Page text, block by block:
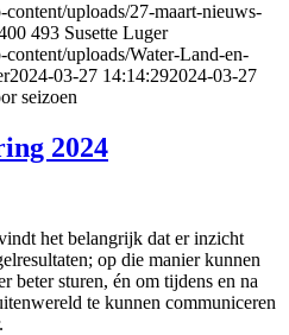
uploads/27-maart-nieuws-
493 Susette Luger
uploads/Water-Land-en-
2024-03-27 14:14:292024-03-27
seizoen
2024
het belangrijk dat er inzicht
op die manier kunnen
beter sturen, én om tijdens en na
te kunnen communiceren